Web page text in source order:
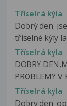
Tříselná kýla
Dobrý den,
tříselné kýly
Tříselná kýla
DOBRY
PROBLEMY V
Tříselná kýla
Dobry den,